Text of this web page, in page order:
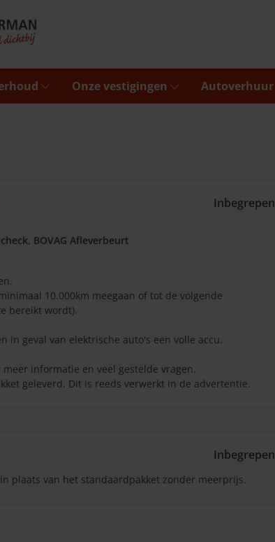
Onze vestigingen Autoverhuur
Inbegrepen
BOVAG Afleverbeurt
10.000km meegaan of tot de volgende
bereikt wordt).
in geval van elektrische auto's een volle accu.
meer informatie en veel gestelde vragen.
geleverd. Dit is reeds verwerkt in de advertentie.
Inbegrepen
plaats van het standaardpakket zonder meerprijs.